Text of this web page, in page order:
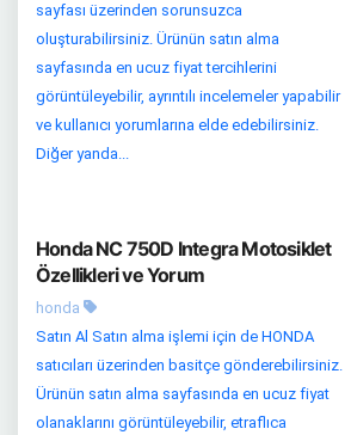
sayfası üzerinden sorunsuzca
oluşturabilirsiniz. Ürünün satın alma
sayfasında en ucuz fiyat tercihlerini
görüntüleyebilir, ayrıntılı incelemeler yapabilir
ve kullanıcı yorumlarına elde edebilirsiniz.
Diğer yanda...
Honda NC 750D Integra Motosiklet
Özellikleri ve Yorum
honda
Satın Al Satın alma işlemi için de HONDA
satıcıları üzerinden basitçe gönderebilirsiniz.
Ürünün satın alma sayfasında en ucuz fiyat
olanaklarını görüntüleyebilir, etraflıca